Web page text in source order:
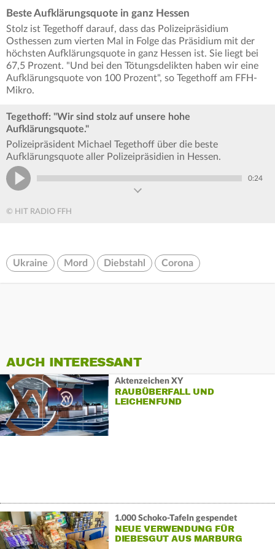
Beste Aufklärungsquote in ganz Hessen
Stolz ist Tegethoff darauf, dass das Polizeipräsidium
Osthessen zum vierten Mal in Folge das Präsidium mit der
höchsten Aufklärungsquote in ganz Hessen ist. Sie liegt bei
67,5 Prozent. "Und bei den Tötungsdelikten haben wir eine
Aufklärungsquote von 100 Prozent", so Tegethoff am FFH-
Mikro.
Tegethoff: "Wir sind stolz auf unsere hohe
Aufklärungsquote."
Polizeipräsident Michael Tegethoff über die beste
Aufklärungsquote aller Polizeipräsidien in Hessen.
0:24
© HIT RADIO FFH
Ukraine Mord Diebstahl Corona
AUCH INTERESSANT
Aktenzeichen XY
RAUBÜBERFALL UND
LEICHENFUND
1.000 Schoko-Tafeln gespendet
NEUE VERWENDUNG FÜR
DIEBESGUT AUS MARBURG